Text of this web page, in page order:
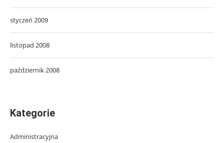
styczeń 2009
listopad 2008
październik 2008
Kategorie
Administracyjna